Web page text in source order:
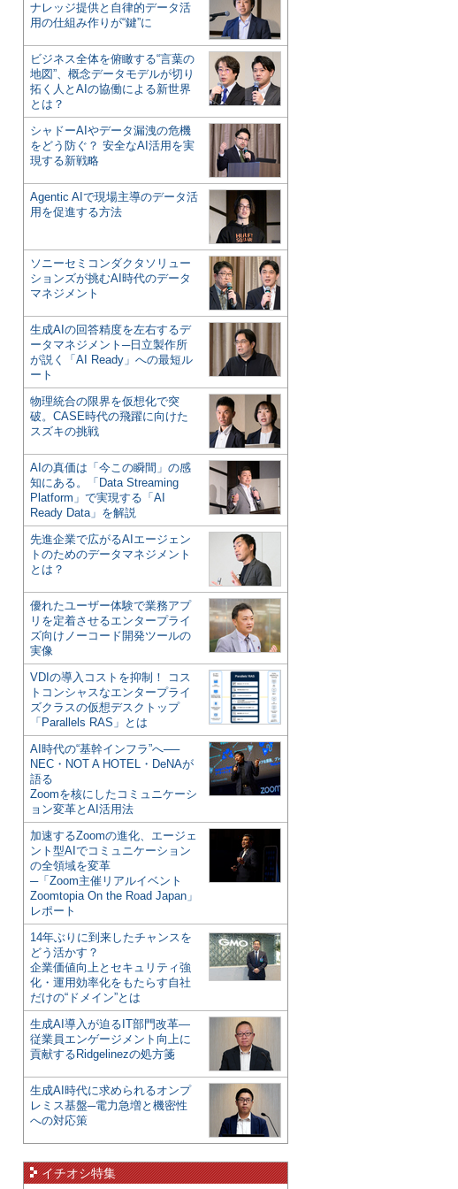
ナレッジ提供と自律的データ活
用の仕組み作りが“鍵”に
ビジネス全体を俯瞰する“言葉の
地図”、概念データモデルが切り
拓く人とAIの協働による新世界
とは？
シャドーAIやデータ漏洩の危機
をどう防ぐ？ 安全なAI活用を実
現する新戦略
Agentic AIで現場主導のデータ活
用を促進する方法
ソニーセミコンダクタソリュー
ションズが挑むAI時代のデータ
マネジメント
生成AIの回答精度を左右するデ
ータマネジメント─日立製作所
が説く「AI Ready」への最短ル
ート
物理統合の限界を仮想化で突
破。CASE時代の飛躍に向けた
スズキの挑戦
AIの真価は「今この瞬間」の感
知にある。「Data Streaming
Platform」で実現する「AI
Ready Data」を解説
先進企業で広がるAIエージェン
トのためのデータマネジメント
とは？
優れたユーザー体験で業務アプ
リを定着させるエンタープライ
ズ向けノーコード開発ツールの
実像
VDIの導入コストを抑制！ コス
トコンシャスなエンタープライ
ズクラスの仮想デスクトップ
「Parallels RAS」とは
AI時代の“基幹インフラ”へ──
NEC・NOT A HOTEL・DeNAが
語る
Zoomを核にしたコミュニケーシ
ョン変革とAI活用法
加速するZoomの進化、エージェ
ント型AIでコミュニケーション
の全領域を変革
─「Zoom主催リアルイベント
Zoomtopia On the Road Japan」
レポート
14年ぶりに到来したチャンスを
どう活かす？
企業価値向上とセキュリティ強
化・運用効率化をもたらす自社
だけの“ドメイン”とは
生成AI導入が迫るIT部門改革―
従業員エンゲージメント向上に
貢献するRidgelinezの処方箋
生成AI時代に求められるオンプ
レミス基盤─電力急増と機密性
への対応策
イチオシ特集